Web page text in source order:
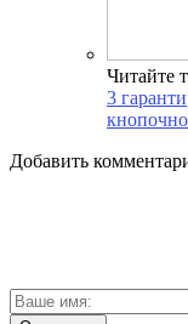
Читайте
3
Добавить